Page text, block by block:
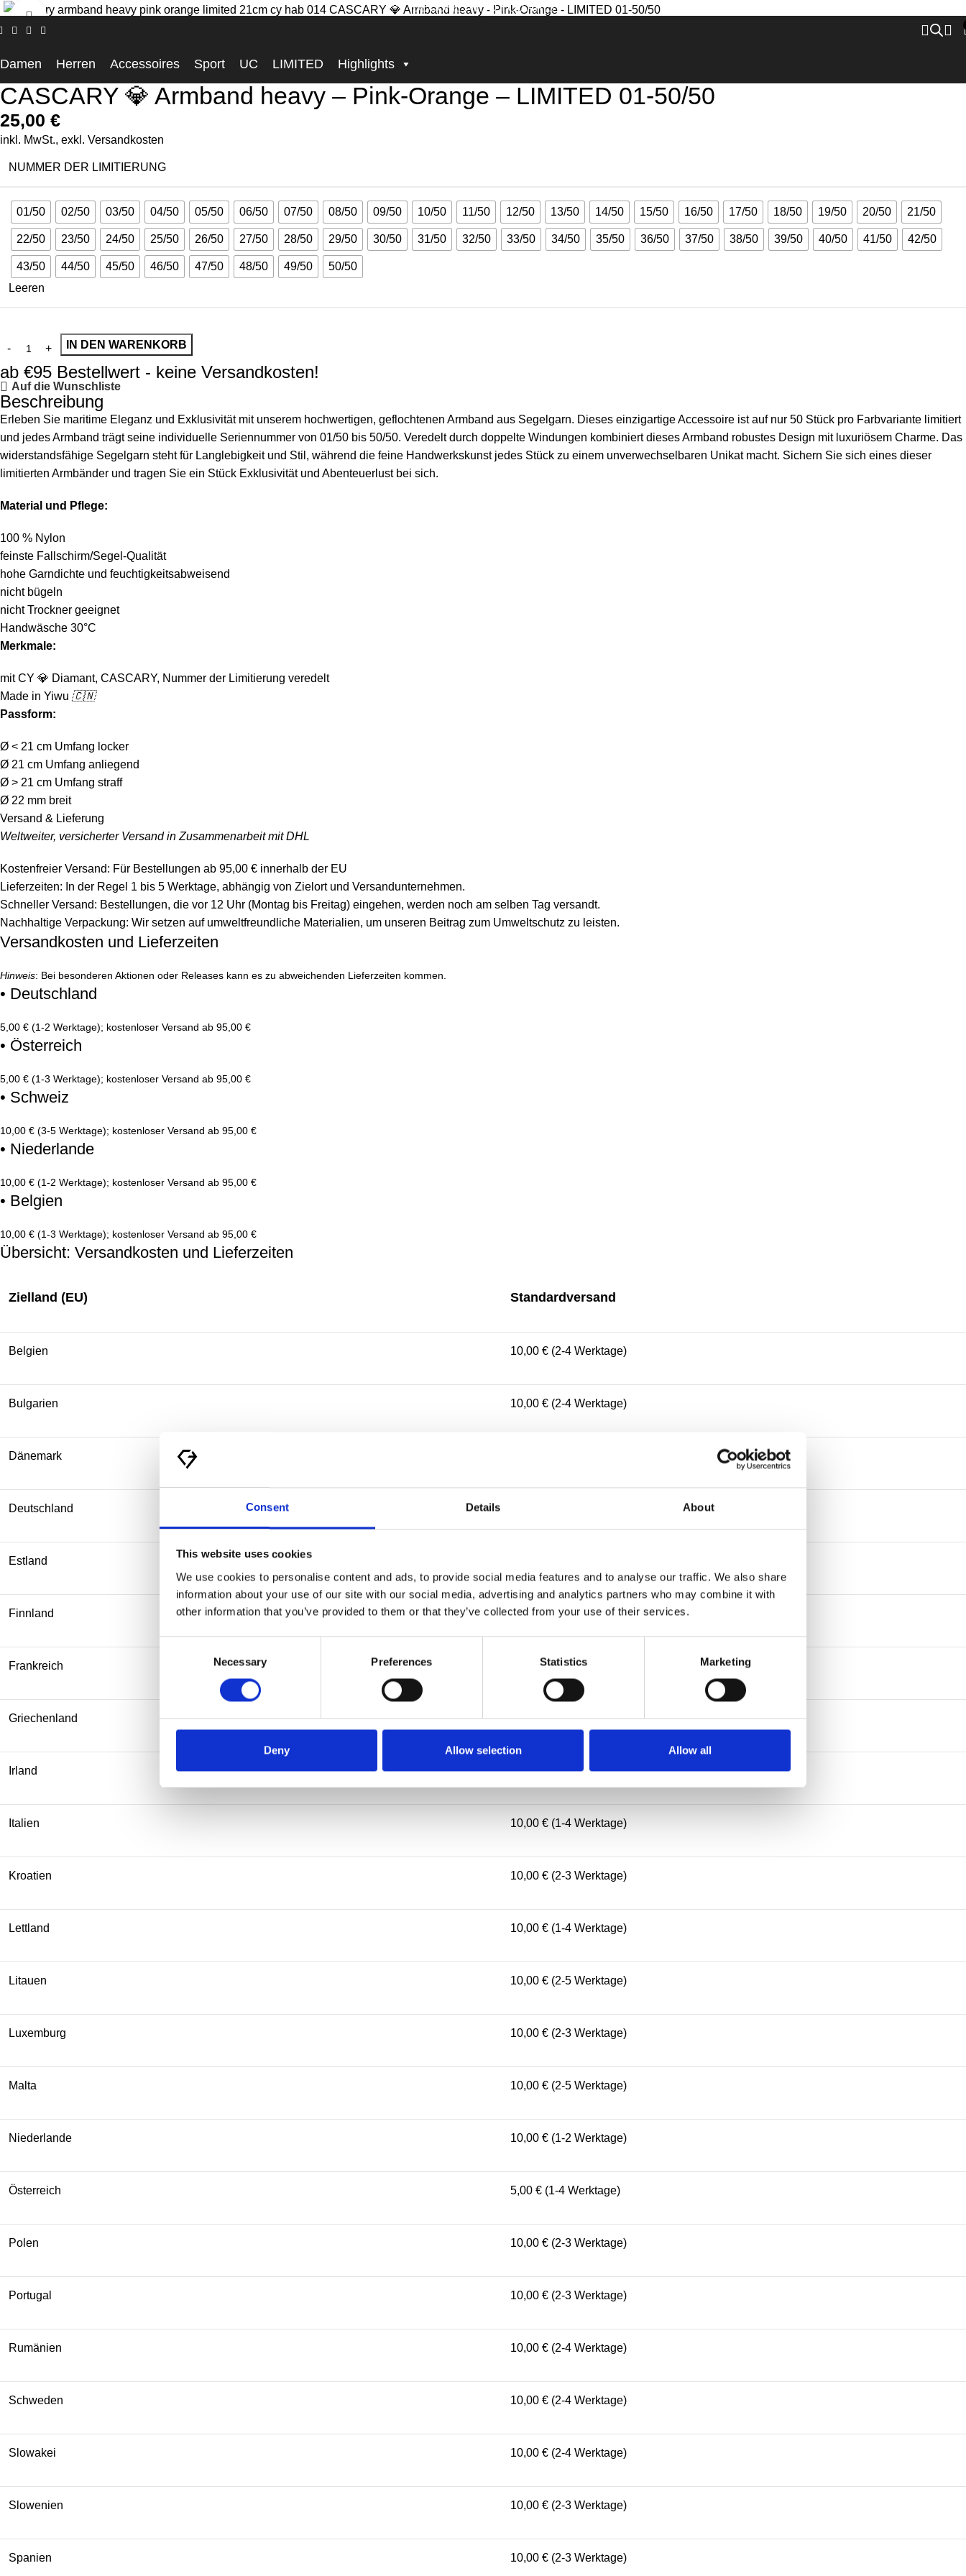
Consent Details About
This website uses cookies
We use cookies to personalise content and ads, to provide social media features and to analyse our traffic. We also share
information about your use of our site with our social media, advertising and analytics partners who may combine it with
other information that you’ve provided to them or that they’ve collected from your use of their services.
Necessary Preferences Statistics Marketing
Deny Allow selection Allow all
BECOME, WHO YOU ARE!
Damen Herren Accessoires Sport UC LIMITED Highlights
Click to enlarge
CASCARY 💎 Armband heavy – Pink-Orange – LIMITED 01-50/50
25,00 €
inkl. MwSt., exkl. Versandkosten
NUMMER DER LIMITIERUNG
01/50 02/50 03/50 04/50 05/50 06/50 07/50 08/50 09/50 10/50 11/50 12/50 13/50 14/50 15/50 16/50 17/50 18/50 19/50 20/50 21/50
22/50 23/50 24/50 25/50 26/50 27/50 28/50 29/50 30/50 31/50 32/50 33/50 34/50 35/50 36/50 37/50 38/50 39/50 40/50 41/50 42/50
43/50 44/50 45/50 46/50 47/50 48/50 49/50
50/50
Leeren
IN DEN WARENKORB
ab €95 Bestellwert - keine Versandkosten!
Auf die Wunschliste
Beschreibung
Erleben Sie maritime Eleganz und Exklusivität mit unserem hochwertigen, geflochtenen Armband aus Segelgarn. Dieses einzigartige Accessoire ist auf nur 50 Stück pro Farbvariante limitiert
und jedes Armband trägt seine individuelle Seriennummer von 01/50 bis 50/50. Veredelt durch doppelte Windungen kombiniert dieses Armband robustes Design mit luxuriösem Charme. Das
widerstandsfähige Segelgarn steht für Langlebigkeit und Stil, während die feine Handwerkskunst jedes Stück zu einem unverwechselbaren Unikat macht. Sichern Sie sich eines dieser
limitierten Armbänder und tragen Sie ein Stück Exklusivität und Abenteuerlust bei sich.
Material und Pflege:
100 % Nylon
feinste Fallschirm/Segel-Qualität
hohe Garndichte und feuchtigkeitsabweisend
nicht bügeln
nicht Trockner geeignet
Handwäsche 30°C
Merkmale:
mit CY 💎 Diamant, CASCARY, Nummer der Limitierung veredelt
Made in Yiwu 🇨🇳
Passform:
Ø < 21 cm Umfang locker
Ø 21 cm Umfang anliegend
Ø > 21 cm Umfang straff
Ø 22 mm breit
Versand & Lieferung
Weltweiter, versicherter Versand in Zusammenarbeit mit DHL
Kostenfreier Versand: Für Bestellungen ab 95,00 € innerhalb der EU
Lieferzeiten: In der Regel 1 bis 5 Werktage, abhängig von Zielort und Versandunternehmen.
Schneller Versand: Bestellungen, die vor 12 Uhr (Montag bis Freitag) eingehen, werden noch am selben Tag versandt.
Nachhaltige Verpackung: Wir setzen auf umweltfreundliche Materialien, um unseren Beitrag zum Umweltschutz zu leisten.
Versandkosten und Lieferzeiten
Hinweis: Bei besonderen Aktionen oder Releases kann es zu abweichenden Lieferzeiten kommen.
• Deutschland
5,00 € (1-2 Werktage); kostenloser Versand ab 95,00 €
• Österreich
5,00 € (1-3 Werktage); kostenloser Versand ab 95,00 €
• Schweiz
10,00 € (3-5 Werktage); kostenloser Versand ab 95,00 €
• Niederlande
10,00 € (1-2 Werktage); kostenloser Versand ab 95,00 €
• Belgien
10,00 € (1-3 Werktage); kostenloser Versand ab 95,00 €
Übersicht: Versandkosten und Lieferzeiten
Zielland (EU) Standardversand
Belgien 10,00 € (2-4 Werktage)
Bulgarien 10,00 € (2-4 Werktage)
Dänemark
Deutschland
Estland
Finnland 10,00 € (2-4 Werktage)
Frankreich 10,00 € (1-4 Werktage)
Griechenland 10,00 € (3-5 Werktage)
Irland 10,00 € (2-4 Werktage)
Italien 10,00 € (1-4 Werktage)
Kroatien 10,00 € (2-3 Werktage)
Lettland 10,00 € (1-4 Werktage)
Litauen 10,00 € (2-5 Werktage)
Luxemburg 10,00 € (2-3 Werktage)
Malta 10,00 € (2-5 Werktage)
Niederlande 10,00 € (1-2 Werktage)
Österreich 5,00 € (1-4 Werktage)
Polen 10,00 € (2-3 Werktage)
Portugal 10,00 € (2-3 Werktage)
Rumänien 10,00 € (2-4 Werktage)
Schweden 10,00 € (2-4 Werktage)
Slowakei 10,00 € (2-4 Werktage)
Slowenien 10,00 € (2-3 Werktage)
Spanien 10,00 € (2-3 Werktage)